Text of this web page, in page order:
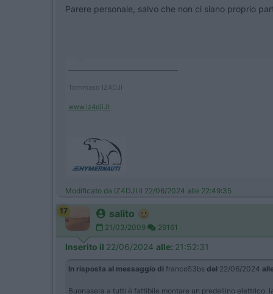
Parere personale, salvo che non ci siano proprio
Tommaso IZ4DJI
www.iz4dji.it
Modificato da IZ4DJI il 22/06/2024 alle 22:49:35
17 salito
21/03/2009 29161
Inserito il 22/06/2024 alle: 21:52:31
In risposta al messaggio di franco53bs del 22/06/2024
Buonasera a tutti è fattibile montare un predellino